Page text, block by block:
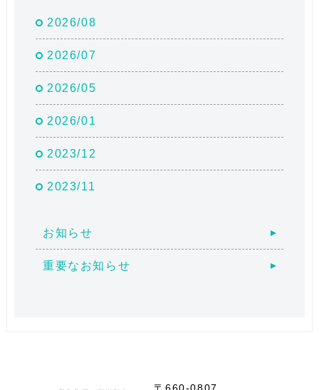
2026/08
2026/07
2026/05
2026/01
2023/12
2023/11
お知らせ
重要なお知らせ